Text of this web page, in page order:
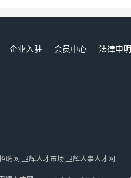
企业入驻 会员中心
法律申明
聘网,卫辉人才市场,卫辉人事人才网